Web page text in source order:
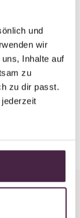
und
wir
Inhalte auf
zu
zu dir passt.